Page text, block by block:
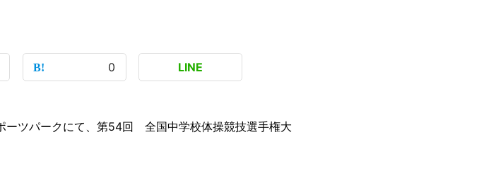
0 LINE
ーツパークにて、第54回 全国中学校体操競技選手権大